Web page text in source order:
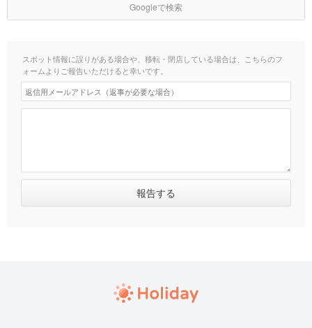
Googleで検索
スポット情報に誤りがある場合や、移転・閉店している場合は、こちらのフ
ォームよりご報告いただけると幸いです。